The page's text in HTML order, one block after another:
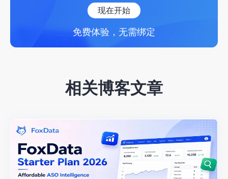
现在开始
免费体验，无需绑定
相关博客文章